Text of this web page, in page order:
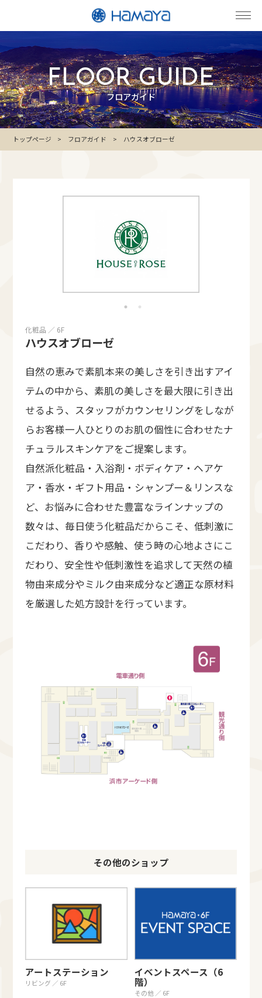
FLOOR GUIDE
フロアガイド
トップページ フロアガイド ハウスオブローゼ
化粧品 ／ 6F
ハウスオブローゼ
自然の恵みで素肌本来の美しさを引き出すアイ
テムの中から、素肌の美しさを最大限に引き出
せるよう、スタッフがカウンセリングをしなが
らお客様一人ひとりのお肌の個性に合わせたナ
チュラルスキンケアをご提案します。
自然派化粧品・入浴剤・ボディケア・ヘアケ
ア・香水・ギフト用品・シャンプー＆リンスな
ど、お悩みに合わせた豊富なラインナップの
数々は、毎日使う化粧品だからこそ、低刺激に
こだわり、香りや感触、使う時の心地よさにこ
だわり、安全性や低刺激性を追求して天然の植
物由来成分やミルク由来成分など適正な原材料
を厳選した処方設計を行っています。
その他のショップ
アートステーション
リビング ／ 6F
イベントスペース（6
階）
その他 ／ 6F